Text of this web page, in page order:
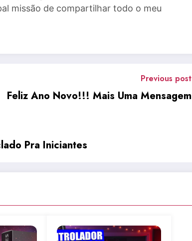
missão de compartilhar todo o meu
Previous post
Feliz Ano Novo!!! Mais Uma Mensagem
Pra Iniciantes